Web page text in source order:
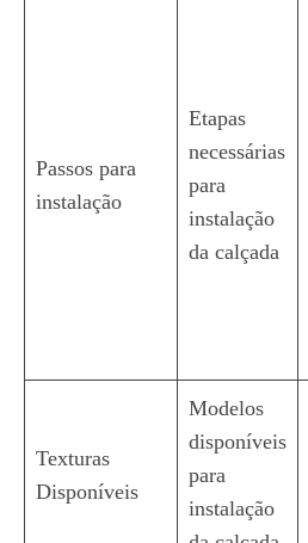
Passos para
instalação
Etapas
necessárias
para
instalação
da calçada
Texturas
Disponíveis
Modelos
disponíveis
para
instalação